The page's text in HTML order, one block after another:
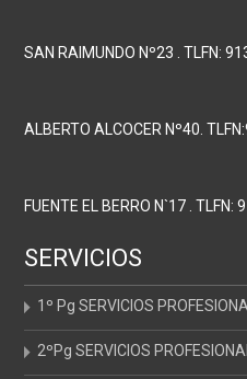
SAN RAIMUNDO Nº23 . TLFN:
ALBERTO ALCOCER Nº40.
FUENTE EL BERRO N`17 . TLFN:
SERVICIOS
1º Pg SERVICIOS
2ºPg SERVICIOS